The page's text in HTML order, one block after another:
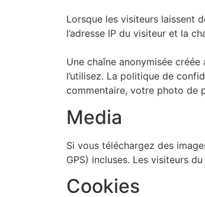
Lorsque les visiteurs laissent
l’adresse IP du visiteur et la
Une chaîne anonymisée
l’utilisez. La politique de
commentaire, votre photo de
Media
Si vous téléchargez des
GPS) incluses. Les visiteurs
Cookies